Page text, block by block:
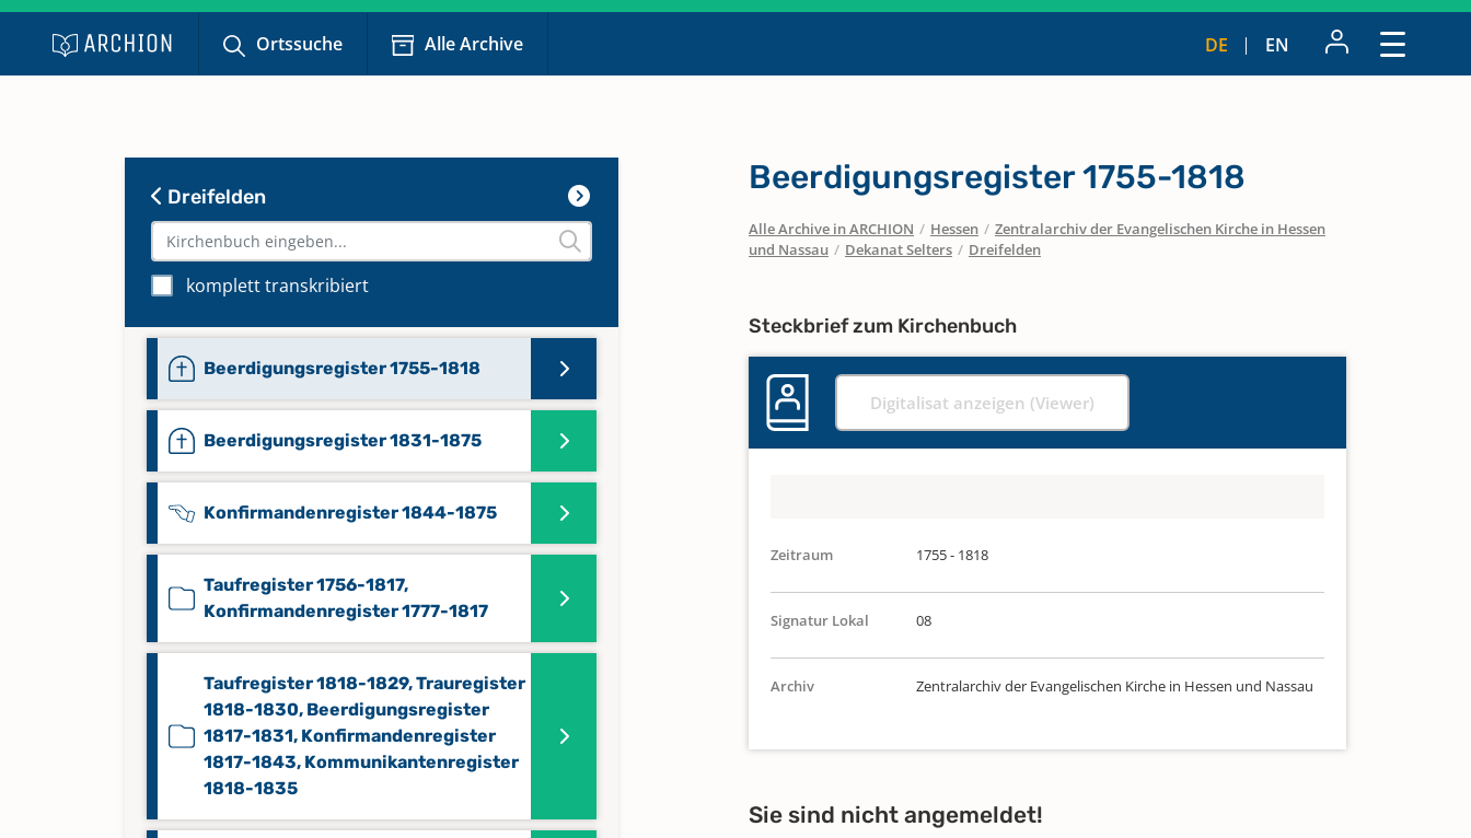
Ortssuche Alle Archive DE EN
Dreifelden
komplett transkribiert
Beerdigungsregister 1755-1818
Beerdigungsregister 1831-1875
Konfirmandenregister 1844-1875
Taufregister 1756-1817,
Konfirmandenregister 1777-1817
Taufregister 1818-1829, Trauregister
1818-1830, Beerdigungsregister
1817-1831, Konfirmandenregister
1817-1843, Kommunikantenregister
1818-1835
Beerdigungsregister 1755-1818
Alle Archive in ARCHION / Hessen / Zentralarchiv der Evangelischen Kirche in Hessen
und Nassau / Dekanat Selters / Dreifelden
Steckbrief zum Kirchenbuch
Digitalisat anzeigen (Viewer)
Zeitraum 1755 - 1818
Signatur Lokal 08
Archiv Zentralarchiv der Evangelischen Kirche in Hessen und Nassau
Sie sind nicht angemeldet!